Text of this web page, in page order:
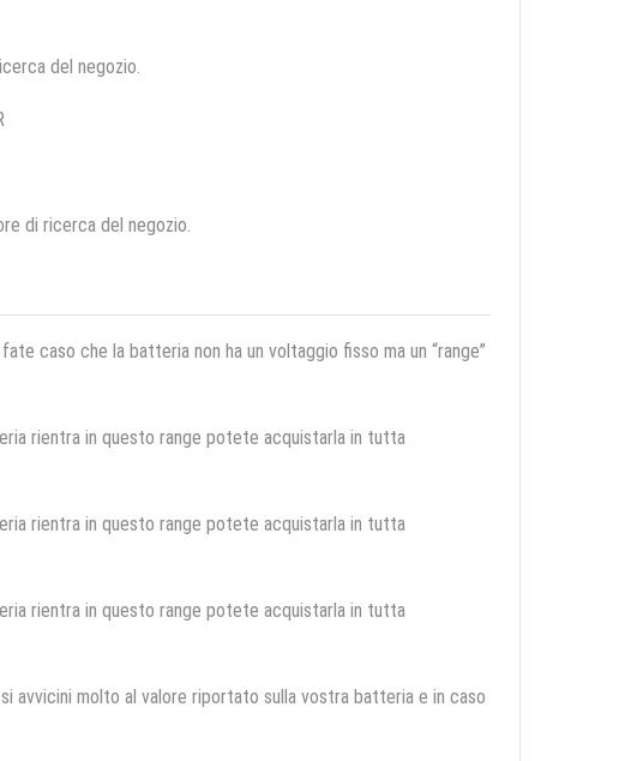
del negozio.
di ricerca del negozio.
caso che la batteria non ha un voltaggio fisso ma un “range”
rientra in questo range potete acquistarla in tutta
rientra in questo range potete acquistarla in tutta
rientra in questo range potete acquistarla in tutta
avvicini molto al valore riportato sulla vostra batteria e in caso